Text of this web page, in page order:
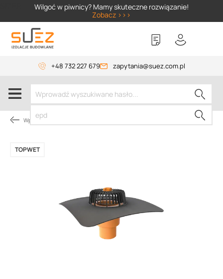
Wilgoć w piwnicy? Mamy skuteczne rozwiązanie!
Zobacz >>>
+48 732 227 679 zapytania@suez.com.pl
Wpusty i akcesoria
TOPWET